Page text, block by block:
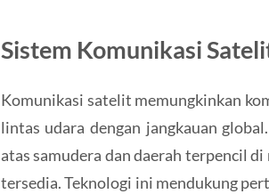
Sistem Komunikasi
Komunikasi satelit memungkinkan
lintas udara dengan jangkauan
atas samudera dan daerah terpencil
tersedia. Teknologi ini mendukung